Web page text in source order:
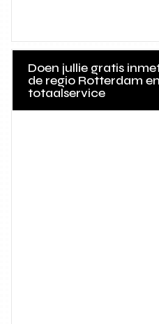
Doen jullie gratis
de regio Rotterdam
totaalservice